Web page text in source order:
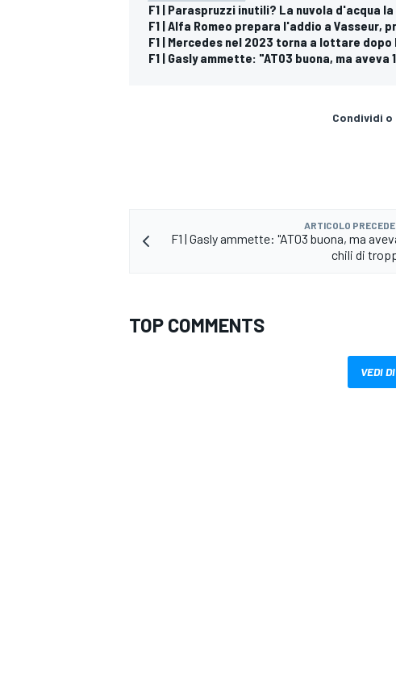
F1 | Paraspruzzi inutili? La nuvola d'acqua
F1 | Alfa Romeo prepara l'addio a Vasseur,
F1 | Mercedes nel 2023 torna a lottare dopo
F1 | Gasly ammette: "AT03 buona, ma
Condividi
ARTICOLO
F1 | Gasly ammette: "AT03 buona, ma
chili di
TOP COMMENTS
VEDI